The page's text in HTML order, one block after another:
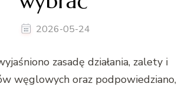
2026-05-24
zasadę działania, zalety i
węglowych oraz podpowiedziano,